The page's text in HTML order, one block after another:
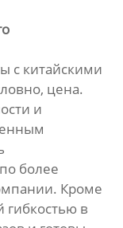
с китайскими
цена.
и
более
Кроме
гибкостью в